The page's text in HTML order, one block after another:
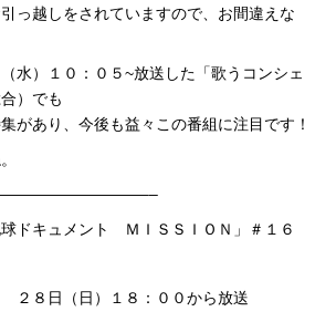
っ越しをされていますので、お間違えな
水）１０：０５~放送した「歌うコンシェ
）でも
があり、今後も益々この番組に注目です！
–
ドキュメント ＭＩＳＳＩＯＮ」＃１６
８日（日）１８：００から放送